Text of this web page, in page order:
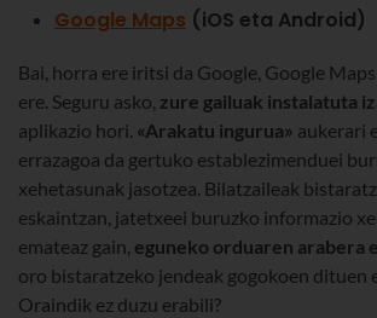
Google Maps (iOS eta Android)
Bai, horra ere iritsi da Google, Google
ere. Seguru asko, zure gailuak instalatuta
aplikazio hori. «Arakatu ingurua» aukerari
errazagoa da gertuko establezimenduei
xehetasunak jasotzea. Bilatzaileak
eskaintzan, jatetxeei buruzko informazio
emateaz gain, eguneko orduaren arabera
oro bistaratzeko jendeak gogokoen dituen
Oraindik ez duzu erabili?